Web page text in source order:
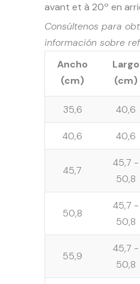
avant et à 20º en
Consúltenos para
información sobre
Ancho
(cm)
Largo
(cm)
35,6 40,6
40,6 40,6
45,7
45,7 -
50,8
50,8
45,7 -
50,8
55,9
45,7 -
50,8